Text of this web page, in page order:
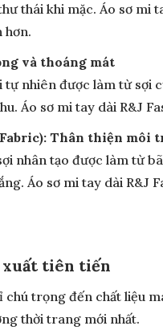
thái khi mặc. Áo sơ mi
hơn.
và thoáng mát
tự nhiên được làm từ sợi
Áo sơ mi tay dài R&J
Fabric): Thân thiện môi
nhân tạo được làm từ
Áo sơ mi tay dài
xuất tiên tiến
chú trọng đến chất liệu
thời trang mới nhất.